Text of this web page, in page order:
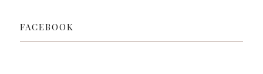
FACEBOOK